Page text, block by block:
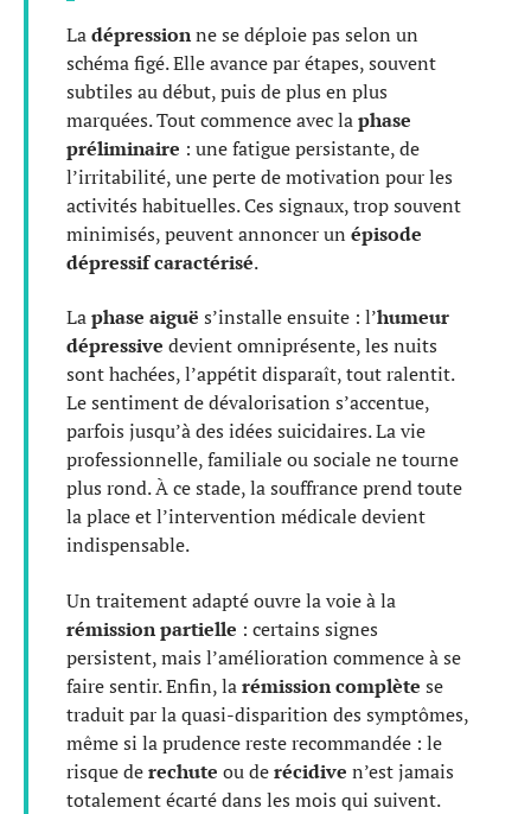
Ladépressionne se déploie pas selon un
schéma figé. Elle avance par étapes, souvent
subtiles au début, puis de plus en plus
marquées. Tout commence avec laphase
préliminaire : une fatigue persistante, de
l’irritabilité, une perte de motivation pour les
activités habituelles. Ces signaux, trop souvent
minimisés, peuvent annoncer un épisode
dépressif caractérisé.
Laphase aiguë s’installe ensuite : l’humeur
dépressive devient omniprésente, les nuits
sont hachées, l’appétit disparaît, tout ralentit.
Le sentiment de dévalorisation s’accentue,
parfois jusqu’à des idées suicidaires. La vie
professionnelle, familiale ou sociale ne tourne
plus rond. À ce stade, la souffrance prend toute
la place et l’intervention médicale devient
indispensable.
Un traitement adapté ouvre la voie à la
rémission partielle : certains signes
persistent, mais l’amélioration commence à se
faire sentir. Enfin, larémission complète se
traduit par la quasi-disparition des symptômes,
même si la prudence reste recommandée : le
risque derechute ou derécidive n’est jamais
totalement écarté dans les mois qui suivent.